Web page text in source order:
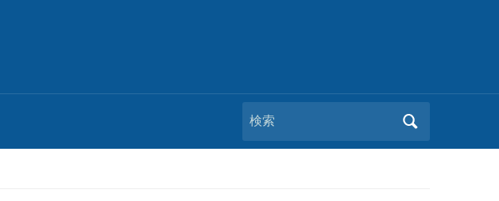
Search
for: